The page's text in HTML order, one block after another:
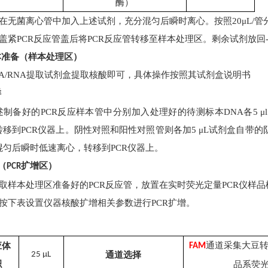
酶）
无菌离心管中加入上述试剂，充分混匀后瞬时离心。按照20μL/管
紧PCR反应管盖后将PCR反应管转移至样本处理区。剩余试剂放
备（样本处理区）
RNA提取试剂盒提取核酸即可，具体操作按照其试剂盒说明书
制备好的PCR反应样本管中分别加入处理好的待测标本DNA各5
移到PCR仪器上。阴性对照和阳性对照管则各加5 μL试剂盒自带
后瞬时低速离心，转移到PCR仪器上。
PCR扩增区）
样本处理区准备好的PCR反应管，放置在实时荧光定量PCR仪样
下表设置仪器核酸扩增相关参数进行PCR扩增。
体
25 μL 通道选择
FAM通道采集大豆
品系荧